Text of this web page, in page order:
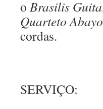
o Brasilis
Quarteto
cordas.
SERVIÇO: